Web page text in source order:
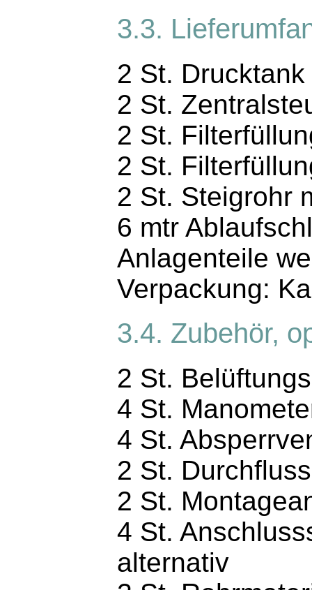
3.3.
2 St. Drucktank
2 St.
2 St.
2 St.
2 St. Steigrohr
6 mtr
Anlagenteile
Verpackung:
3.4. Zubehör,
2 St.
4 St.
4 St.
2 St.
2 St.
4 St.
alternativ